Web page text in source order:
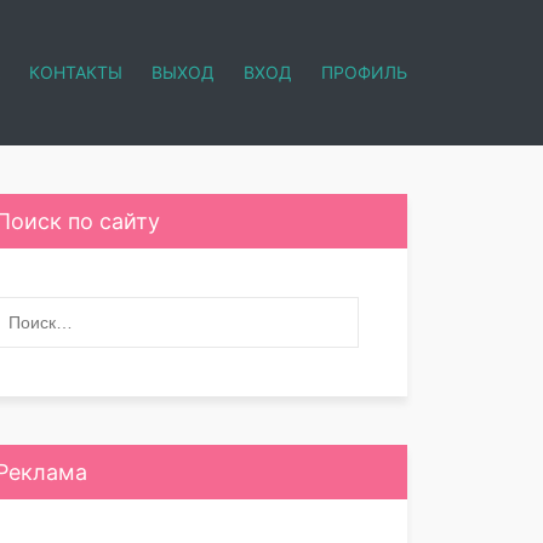
КОНТАКТЫ ВЫХОД ВХОД ПРОФИЛЬ
по сайту